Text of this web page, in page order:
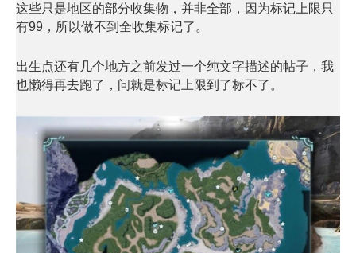
这些只是地区的部分收集物，并非全部，因为标记上限只
有99，所以做不到全收集标记了。
出生点还有几个地方之前发过一个纯文字描述的帖子，我
也懒得再去跑了，问就是标记上限到了标不了。